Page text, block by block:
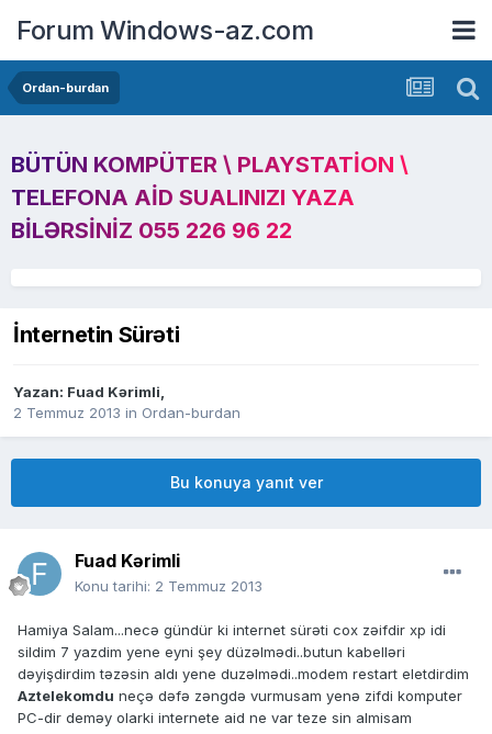
Forum Windows-az.com
Ordan-burdan
BÜTÜN KOMPÜTER \ PLAYSTATION \
TELEFONA AID SUALINIZI YAZA
BILƏRSINIZ 055 226 96 22
İnternetin Sürəti
Yazan: Fuad Kərimli,
2 Temmuz 2013 in Ordan-burdan
Bu konuya yanıt ver
Fuad Kərimli
Konu tarihi: 2 Temmuz 2013
Hamiya Salam...necə gündür ki internet sürəti cox zəifdir xp idi
sildim 7 yazdim yene eyni şey düzəlmədi..butun kabelləri
dəyişdirdim təzəsin aldı yene duzəlmədi..modem restart eletdirdim
Aztelekomdu neçə dəfə zəngdə vurmusam yenə zifdi komputer
PC-dir deməy olarki internete aid ne var teze sin almisam